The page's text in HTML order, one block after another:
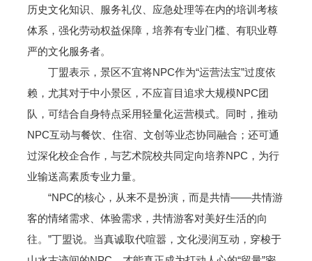
历史文化知识、服务礼仪、应急处理等在内的培训考核
体系，强化劳动权益保障，培养有专业门槛、有职业尊
严的文化服务者。
丁盟表示，景区不宜将NPC作为“运营法宝”过度依
赖，尤其对于中小景区，不应盲目追求大规模NPC团
队，可结合自身特点采用轻量化运营模式。同时，推动
NPC互动与餐饮、住宿、文创等业态协同融合；还可通
过深化校企合作，与艺术院校共同定向培养NPC，为行
业输送高素质专业力量。
“NPC的核心，从来不是扮演，而是共情——共情游
客的情绪需求、体验需求，共情游客对美好生活的向
往。”丁盟说。当真诚取代喧嚣，文化浸润互动，穿梭于